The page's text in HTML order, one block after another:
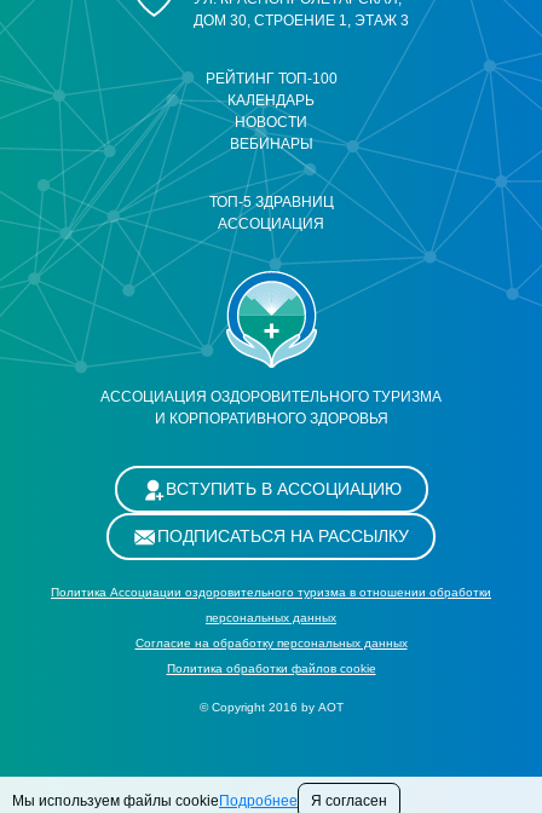
АССОЦИАЦИЯ ОЗДОРОВИТЕЛЬНОГО ТУРИЗМА
И КОРПОРАТИВНОГО ЗДОРОВЬЯ
РЕЙТИНГ ТОП-100
КАЛЕНДАРЬ
НОВОСТИ
ВЕБИНАРЫ
ТОП-5 ЗДРАВНИЦ
АССОЦИАЦИЯ
ДОМ 30, СТРОЕНИЕ 1, ЭТАЖ 3
ВСТУПИТЬ В АССОЦИАЦИЮ
ПОДПИСАТЬСЯ НА РАССЫЛКУ
Политика Ассоциации оздоровительного туризма в отношении обработки
персональных данных
Cогласие на обработку персональных данных
Политика обработки файлов cookie
© Copyright 2016 by АОТ
Мы используем файлы cookie Подробнее Я согласен